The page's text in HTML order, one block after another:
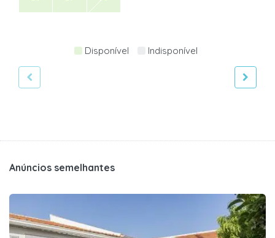
Disponível Indisponível
Anúncios semelhantes